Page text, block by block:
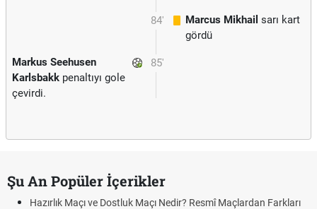
84' Marcus Mikhail sarı kart
gördü
85'
Markus Seehusen
Karlsbakk penaltıyı gole
çevirdi.
Şu An Popüler İçerikler
Hazırlık Maçı ve Dostluk Maçı Nedir? Resmî Maçlardan Farkları